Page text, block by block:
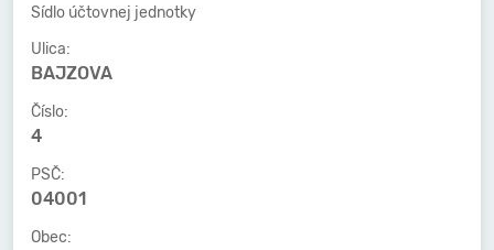
Sídlo účtovnej jednotky
Ulica:
BAJZOVA
Číslo:
4
PSČ:
04001
Obec: